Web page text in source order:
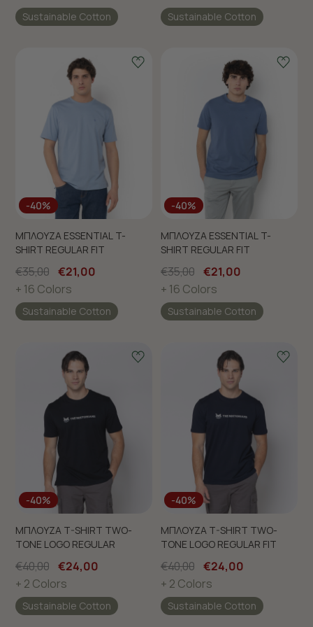
Sustainable Cotton Sustainable Cotton
-40%
ΜΠΛΟΥΖΑ ESSENTIAL T-
SHIRT REGULAR FIT
€35,00 €21,00
+ 16 Colors
Sustainable Cotton
-40%
ΜΠΛΟΥΖΑ ESSENTIAL T-
SHIRT REGULAR FIT
€35,00 €21,00
+ 16 Colors
Sustainable Cotton
-40%
ΜΠΛΟΥΖΑ T-SHIRT TWO-
TONE LOGO REGULAR
€40,00 €24,00
+ 2 Colors
Sustainable Cotton
-40%
ΜΠΛΟΥΖΑ T-SHIRT TWO-
TONE LOGO REGULAR FIT
€40,00 €24,00
+ 2 Colors
Sustainable Cotton